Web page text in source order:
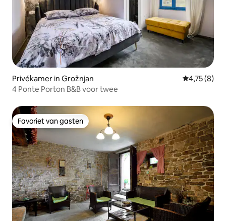
Privékamer in Grožnjan
4,75 (8)
4 Ponte Porton B&B voor twee
Favoriet van gasten
Favoriet van gasten